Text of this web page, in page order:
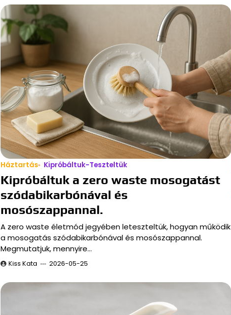
Háztartás Kipróbáltuk-Teszteltük
Kipróbáltuk a zero waste mosogatást
szódabikarbónával és
mosószappannal.
A zero waste életmód jegyében leteszteltük, hogyan működik
a mosogatás szódabikarbónával és mosószappannal.
Megmutatjuk, mennyire…
Kiss Kata 2026-05-25